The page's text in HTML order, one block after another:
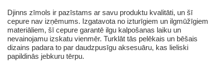
Djinns zīmols ir pazīstams ar savu produktu kvalitāti, un šī
cepure nav izņēmums. Izgatavota no izturīgiem un ilgmūžīgiem
materiāliem, šī cepure garantē ilgu kalpošanas laiku un
nevainojamu izskatu vienmēr. Turklāt tās pelēkais un bēšais
dizains padara to par daudzpusīgu aksesuāru, kas lieliski
papildinās jebkuru tērpu.